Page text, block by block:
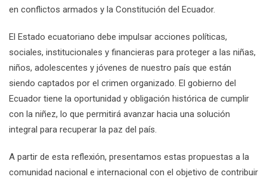
en conflictos armados y la Constitución del Ecuador.
El Estado ecuatoriano debe impulsar acciones políticas,
sociales, institucionales y financieras para proteger a las niñas,
niños, adolescentes y jóvenes de nuestro país que están
siendo captados por el crimen organizado. El gobierno del
Ecuador tiene la oportunidad y obligación histórica de cumplir
con la niñez, lo que permitirá avanzar hacia una solución
integral para recuperar la paz del país.
A partir de esta reflexión, presentamos estas propuestas a la
comunidad nacional e internacional con el objetivo de contribuir